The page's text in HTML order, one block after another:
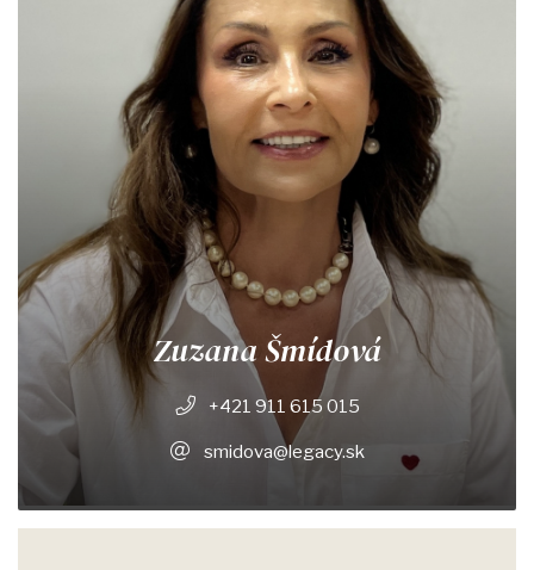
Zuzana Šmídová
+421 911 615 015
smidova@legacy.sk